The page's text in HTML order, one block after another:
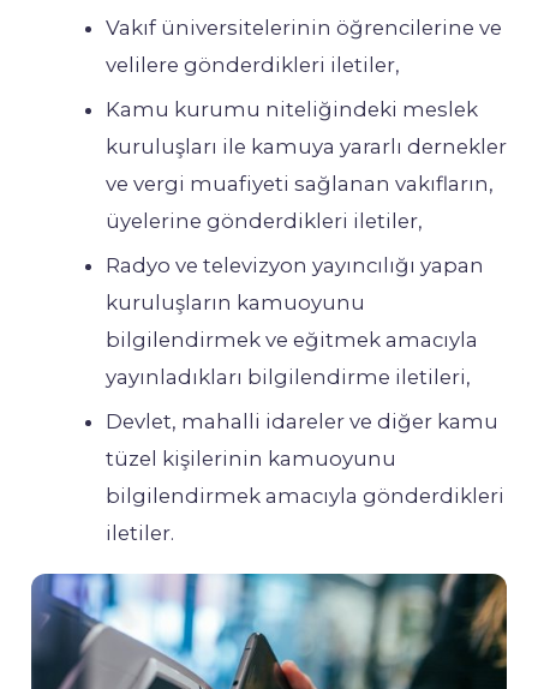
Vakıf üniversitelerinin öğrencilerine ve
velilere gönderdikleri iletiler,
Kamu kurumu niteliğindeki meslek
kuruluşları ile kamuya yararlı dernekler
ve vergi muafiyeti sağlanan vakıfların,
üyelerine gönderdikleri iletiler,
Radyo ve televizyon yayıncılığı yapan
kuruluşların kamuoyunu
bilgilendirmek ve eğitmek amacıyla
yayınladıkları bilgilendirme iletileri,
Devlet, mahalli idareler ve diğer kamu
tüzel kişilerinin kamuoyunu
bilgilendirmek amacıyla gönderdikleri
iletiler.